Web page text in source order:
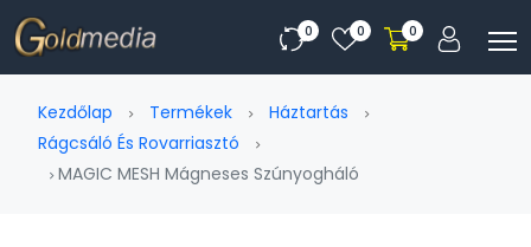
0 0 0
Kezdőlap Termékek
Háztartás
Rágcsáló És Rovarriasztó
MAGIC MESH Mágneses Szúnyogháló